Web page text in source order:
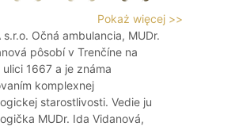
Pokaż więcej >>
s.r.o. Očná ambulancia, MUDr.
pôsobí v Trenčíne na
ulici 1667 a je známa
komplexnej
starostlivosti. Vedie ju
MUDr. Ida Vidanová,